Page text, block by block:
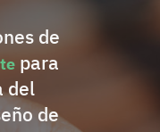
de
para
del
de